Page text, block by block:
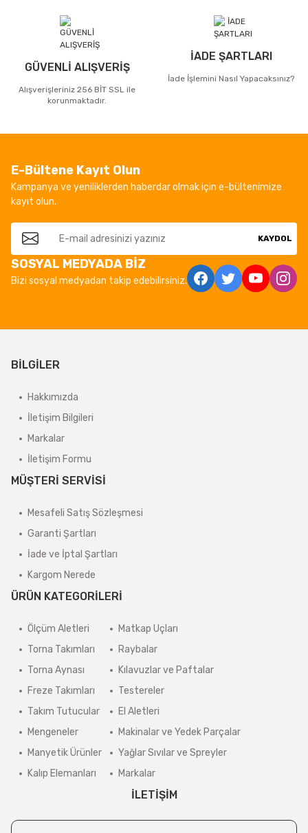
GÜVENLİ ALIŞVERİŞ
Alışverişleriniz 256 BİT SSL ile
korunmaktadır.
İADE ŞARTLARI
İade İşlemini Nasıl Yapacaksınız?
E-Bültene Kayıt Olun
Kampanya ve yeniliklerden haberdar olmak için e-bültenimize
kayıt olun.
KAYDOL
SOSYAL MEDYADA BİZ
Bizi sosyal medyadan takip edebilirsiniz.
BİLGİLER
Hakkımızda
İletişim Bilgileri
Markalar
İletişim Formu
MÜŞTERİ SERVİSİ
Mesafeli Satış Sözleşmesi
Garanti Şartları
İade ve İptal Şartları
Kargom Nerede
ÜRÜN KATEGORİLERİ
Ölçüm Aletleri
Torna Takımları
Torna Aynası
Freze Takımları
Takım Tutucular
Mengeneler
Manyetik Ürünler
Kalıp Elemanları
Matkap Uçları
Raybalar
Kılavuzlar ve Paftalar
Testereler
El Aletleri
Makinalar ve Yedek Parçalar
Yağlar Sıvılar ve Spreyler
Markalar
İLETİŞİM